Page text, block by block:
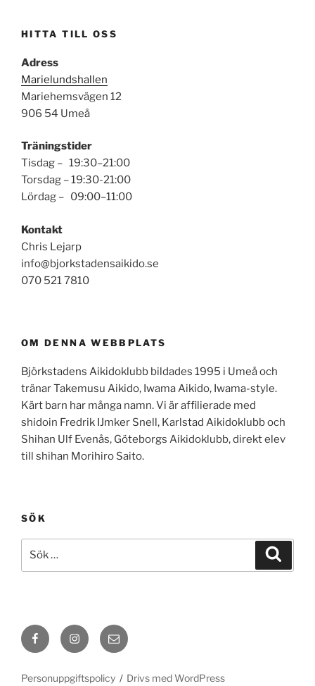
HITTA TILL OSS
Adress
Marielundshallen
Mariehemsvägen 12
906 54 Umeå
Träningstider
Tisdag – 19:30–21:00
Torsdag – 19:30-21:00
Lördag – 09:00–11:00
Kontakt
Chris Lejarp
info@bjorkstadensaikido.se
070 521 7810
OM DENNA WEBBPLATS
Björkstadens Aikidoklubb bildades 1995 i Umeå och
tränar Takemusu Aikido, Iwama Aikido, Iwama-style.
Kärt barn har många namn. Vi är affilierade med
shidoin Fredrik IJmker Snell, Karlstad Aikidoklubb och
Shihan Ulf Evenås, Göteborgs Aikidoklubb, direkt elev
till shihan Morihiro Saito.
SÖK
efter:
FacebookInstagram
E-
post
Personuppgiftspolicy Drivs med WordPress